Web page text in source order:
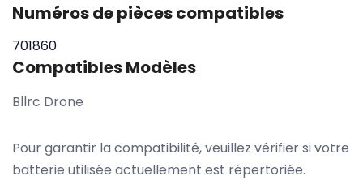
Numéros de pièces compatibles
701860
Compatibles Modèles
Bllrc Drone
Pour garantir la compatibilité, veuillez vérifier si votre
batterie utilisée actuellement est répertoriée.